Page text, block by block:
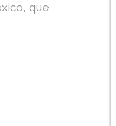
que